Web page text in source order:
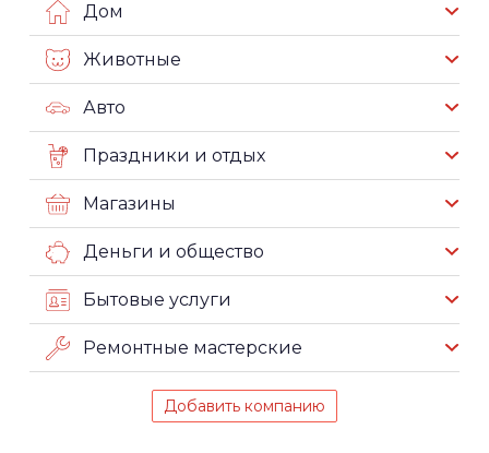
Дом
Животные
Авто
Праздники и отдых
Магазины
Деньги и общество
Бытовые услуги
Ремонтные мастерские
Добавить компанию